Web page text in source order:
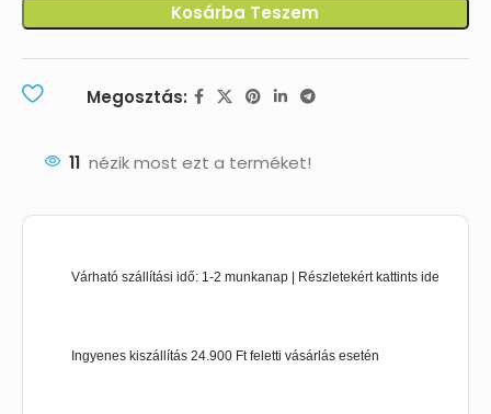
Kosárba Teszem
Megosztás:
11 nézik most ezt a terméket!
Várható szállítási idő: 1-2 munkanap | Részletekért kattints ide
Ingyenes kiszállítás 24.900 Ft feletti vásárlás esetén